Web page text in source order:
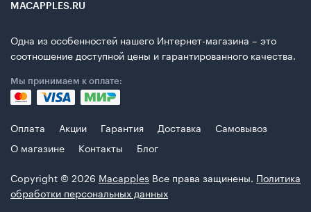
MACAPPLES.RU
Одна из особенностей нашего Интернет-магазина – это
соотношение доступной цены и гарантированного качества.
Мы принимаем к оплате:
Оплата Акции Гарантия Доставка
Самовывоз
О магазине
Контакты
Блог
Copyright © 2026 Macapples Все права защинены. Политика
обработки персональных данных